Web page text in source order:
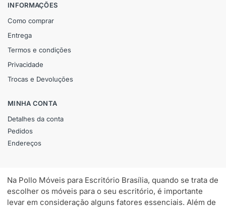
INFORMAÇÕES
Como comprar
Entrega
Termos e condições
Privacidade
Trocas e Devoluções
MINHA CONTA
Detalhes da conta
Pedidos
Endereços
Na Pollo Móveis para Escritório Brasília, quando se trata de
escolher os móveis para o seu escritório, é importante
levar em consideração alguns fatores essenciais. Além de